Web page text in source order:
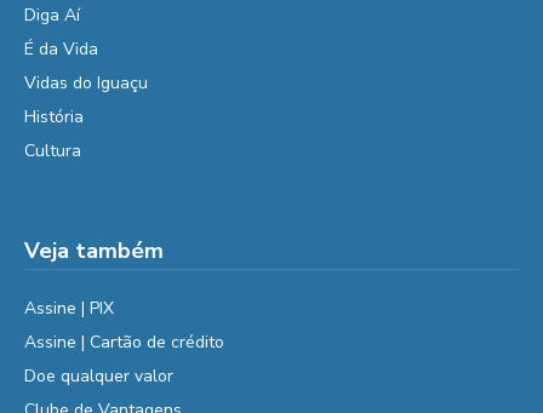
Diga Aí
É da Vida
Vidas do Iguaçu
História
Cultura
Veja também
Assine | PIX
Assine | Cartão de crédito
Doe qualquer valor